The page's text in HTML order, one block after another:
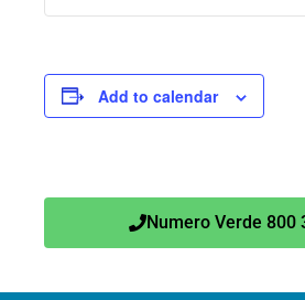
Add to calendar
Numero Verde 800